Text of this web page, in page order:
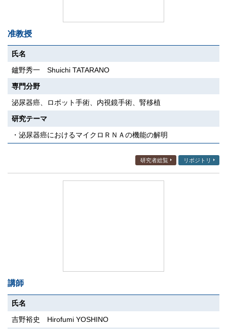
准教授
氏名
鑪野秀一 Shuichi TATARANO
専門分野
泌尿器癌、ロボット手術、内視鏡手術、腎移植
研究テーマ
・泌尿器癌におけるマイクロＲＮＡの機能の解明
研究者総覧 リポジトリ
講師
氏名
吉野裕史 Hirofumi YOSHINO